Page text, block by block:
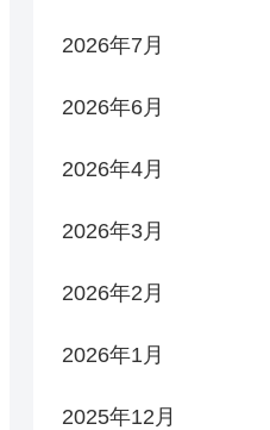
2026年7月
2026年6月
2026年4月
2026年3月
2026年2月
2026年1月
2025年12月